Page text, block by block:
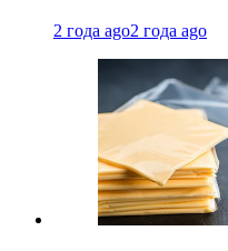
2 года ago2 года ago